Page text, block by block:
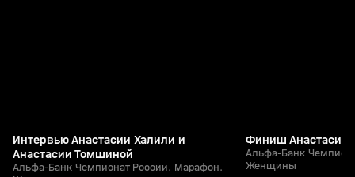
Интервью Анастасии Халили и
Анастасии Томшиной
Альфа-Банк Чемпионат России. Марафон.
Финиш Анастасии
Альфа-Банк
Женщины